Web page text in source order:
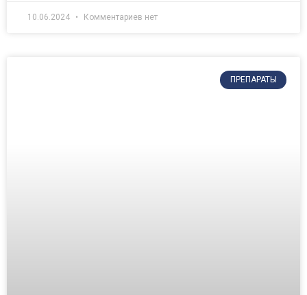
10.06.2024 Комментариев нет
ПРЕПАРАТЫ